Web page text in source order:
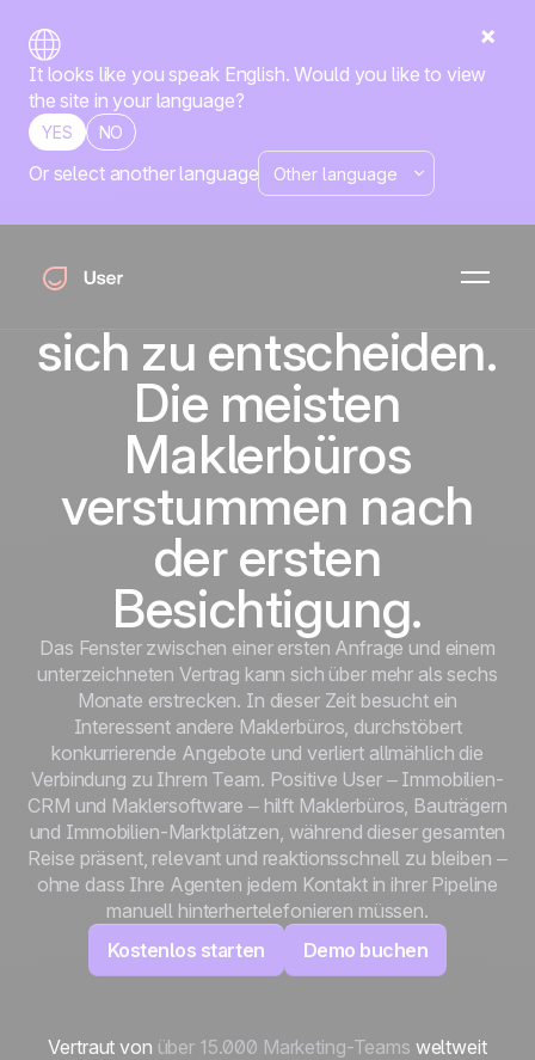
It looks like you speak English. Would you like to view
the site in your language?
YES NO
Or select another languageEin
Immobilienkäufer
braucht Monate, um
sich zu entscheiden.
Die meisten
Maklerbüros
verstummen nach
der ersten
Besichtigung.
Das Fenster zwischen einer ersten Anfrage und einem
unterzeichneten Vertrag kann sich über mehr als sechs
Monate erstrecken. In dieser Zeit besucht ein
Interessent andere Maklerbüros, durchstöbert
konkurrierende Angebote und verliert allmählich die
Verbindung zu Ihrem Team. Positive User – Immobilien-
CRM und Maklersoftware – hilft Maklerbüros, Bauträgern
und Immobilien-Marktplätzen, während dieser gesamten
Reise präsent, relevant und reaktionsschnell zu bleiben –
ohne dass Ihre Agenten jedem Kontakt in ihrer Pipeline
manuell hinterhertelefonieren müssen.
Kostenlos starten
Demo buchen
Vertraut von über 15.000 Marketing-Teams weltweit